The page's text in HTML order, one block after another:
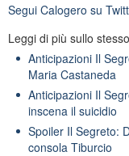
Segui Calogero su
Leggi di più sullo
Anticipazioni Il
Maria Castaneda
Anticipazioni Il
inscena il suicidio
Spoiler Il Segreto:
consola Tiburcio